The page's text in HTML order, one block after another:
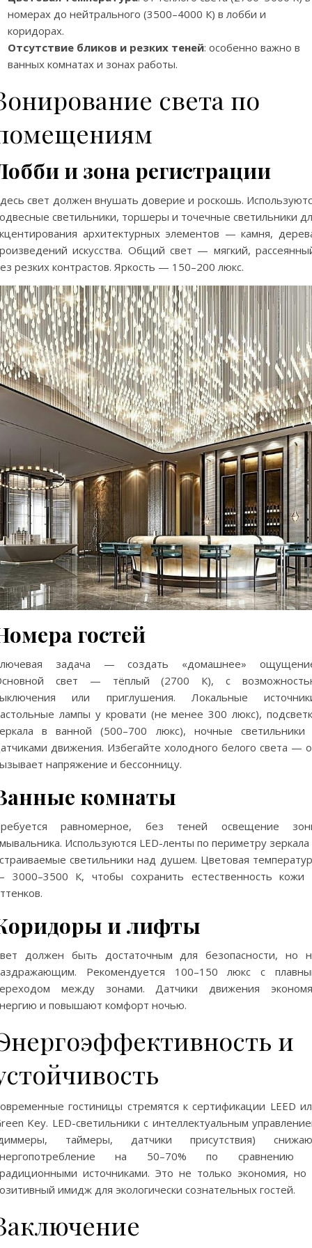
номерах до нейтрального (3500–4000 К) в лобби и
коридорах.
Отсутствие бликов и резких теней: особенно важно в
ванных комнатах и зонах работы.
света по
и зона регистрации
свет должен внушать доверие и роскошь.
светильники, торшеры и точечные светильники
архитектурных элементов — камня,
искусства. Общий свет — мягкий,
резких контрастов. Яркость — 150–200 люкс.
гостей
задача — создать «домашнее»
свет — тёплый (2700 К), с
или приглушения. Локальные
лампы у кровати (не менее 300 люкс),
в ванной (500–700 люкс), ночные светильники
движения. Избегайте холодного белого света —
напряжение и бессонницу.
комнаты
равномерное, без теней освещение
Используются LED-ленты по периметру зеркала
светильники над душем. Цветовая
3000–3500 К, чтобы сохранить естественность кожи
и лифты
должен быть достаточным для безопасности, но
Рекомендуется 100–150 люкс с
между зонами. Датчики движения
и повышают комфорт ночью.
и
гостиницы стремятся к сертификации LEED
Key. LED-светильники с интеллектуальным
таймеры, датчики присутствия)
на 50–70% по сравнению
источниками. Это не только экономия, но
имидж для экологически сознательных гостей.